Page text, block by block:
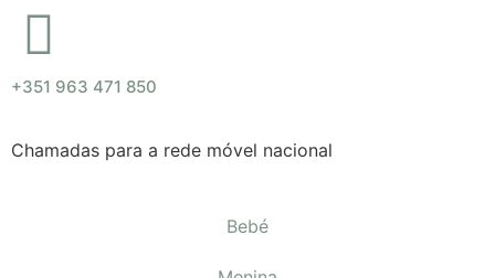
+351 963 471 850
Chamadas para a rede móvel nacional
Bebé